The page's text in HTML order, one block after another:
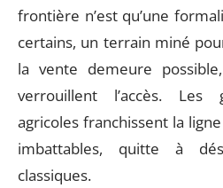
frontière n’est qu’une
certains, un terrain miné
la vente demeure
verrouillent l’accès. Les
agricoles franchissent la
imbattables, quitte à
classiques.